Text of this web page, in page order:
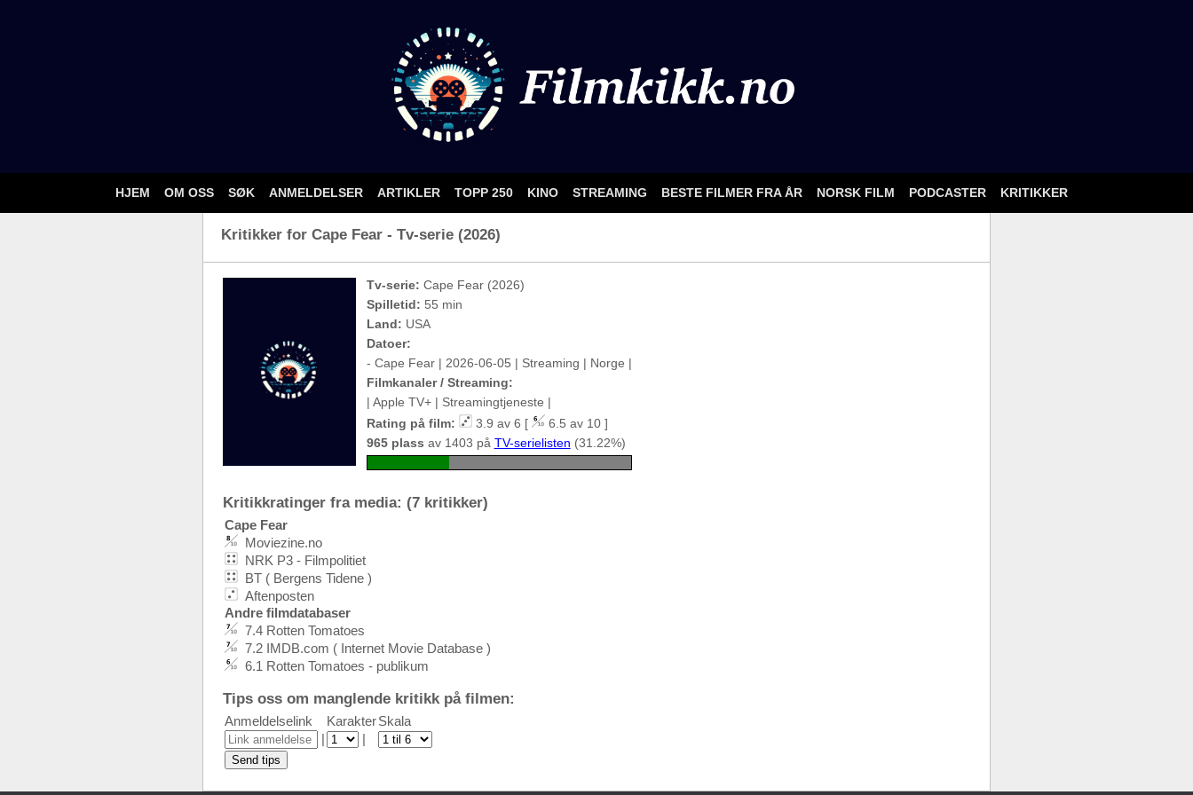
HJEM OM OSS SØK ANMELDELSER ARTIKLER TOPP 250 KINO STREAMING BESTE FILMER FRA ÅR NORSK FILM PODCASTER KRITIKKER
Kritikker for Cape Fear - Tv-serie (2026)
Tv-serie: Cape Fear (2026)
Spilletid: 55 min
Land: USA
Datoer:
- Cape Fear | 2026-06-05 | Streaming | Norge |
Filmkanaler / Streaming:
| Apple TV+ | Streamingtjeneste |
Rating på film:
3.9 av 6 [
6.5 av 10 ]
965 plass av 1403 på TV-serielisten (31.22%)
Kritikkratinger fra media: (7 kritikker)
Cape Fear
Moviezine.no
NRK P3 - Filmpolitiet
BT ( Bergens Tidene )
Aftenposten
Andre filmdatabaser
7.4 Rotten Tomatoes
7.2 IMDB.com ( Internet Movie Database )
6.1 Rotten Tomatoes - publikum
Tips oss om manglende kritikk på filmen:
Anmeldelselink KarakterSkala
|
|